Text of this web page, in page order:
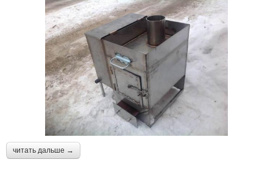
читать дальше →